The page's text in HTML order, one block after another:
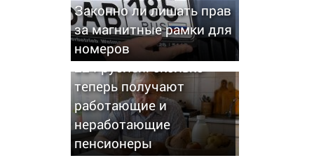
Законно ли лишать прав
за магнитные рамки для
номеров
Пенсии выросли до 27
224 рублей: сколько
теперь получают
работающие и
неработающие
пенсионеры